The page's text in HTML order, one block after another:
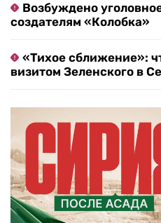
Возбуждено
создателям «Колобка»
«Тихое сближение»:
визитом Зеленского в